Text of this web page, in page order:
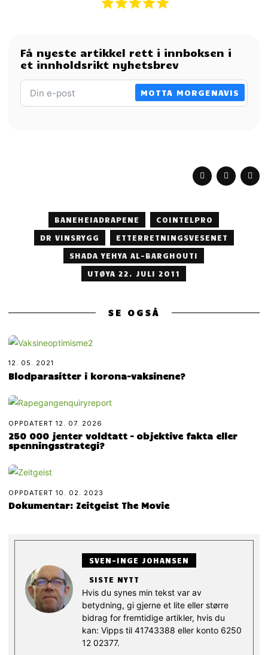
Få nyeste artikkel rett i innboksen i
et innholdsrikt nyhetsbrev
MOTTA MORGENAVIS
BANEHEIADRAPENE
COINTELPRO
DR VINSRYGG
ETTERRETNINGSVESENET
SHADA YEHYA AL-BARGHOUTI
UTØYA 22. JULI 2011
SE OGSÅ
12. 05. 2021
Blodparasitter i korona-vaksinene?
OPPDATERT12. 07. 2026
250 000 jenter voldtatt – objektive fakta eller
spenningsstrategi?
OPPDATERT10. 02. 2023
Dokumentar: Zeitgeist The Movie
SVEN-INGE JOHANSEN
SISTE NYTT
Hvis du synes min tekst var av
betydning, gi gjerne et lite eller større
bidrag for fremtidige artikler, hvis du
kan: Vipps til 41743388 eller konto 6250
12 02377.